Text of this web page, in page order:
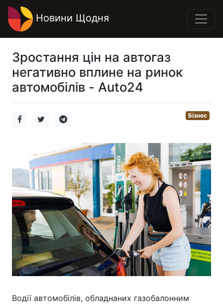
Новини Щодня
Зростання цін на автогаз
негативно вплине на ринок
автомобілів - Auto24
Бізнес
Водії автомобілів, обладнаних газобалонним